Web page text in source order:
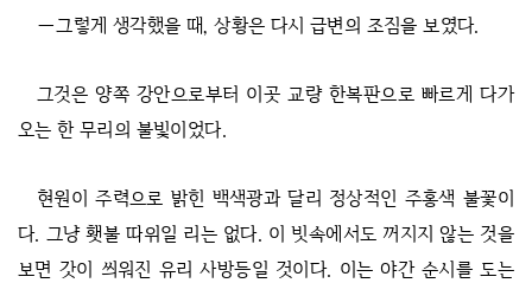
―그렇게 생각했을 때, 상황은 다시 급변의 조짐을 보였다.
그것은 양쪽 강안으로부터 이곳 교량 한복판으로 빠르게 다가
오는 한 무리의 불빛이었다.
현원이 주력으로 밝힌 백색광과 달리 정상적인 주홍색 불꽃이
다. 그냥 횃불 따위일 리는 없다. 이 빗속에서도 꺼지지 않는 것을
보면 갓이 씌워진 유리 사방등일 것이다. 이는 야간 순시를 도는